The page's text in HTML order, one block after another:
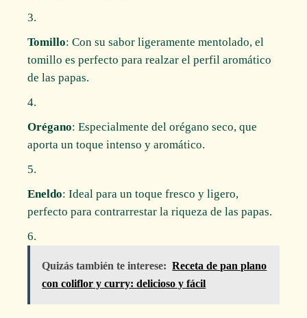
Tomillo: Con su sabor ligeramente mentolado, el
tomillo es perfecto para realzar el perfil aromático
de las papas.
Orégano: Especialmente del orégano seco, que
aporta un toque intenso y aromático.
Eneldo: Ideal para un toque fresco y ligero,
perfecto para contrarrestar la riqueza de las papas.
Quizás también te interese: Receta de pan plano
con coliflor y curry: delicioso y fácil